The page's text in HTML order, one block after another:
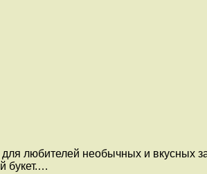
любителей необычных и вкусных
букет.…